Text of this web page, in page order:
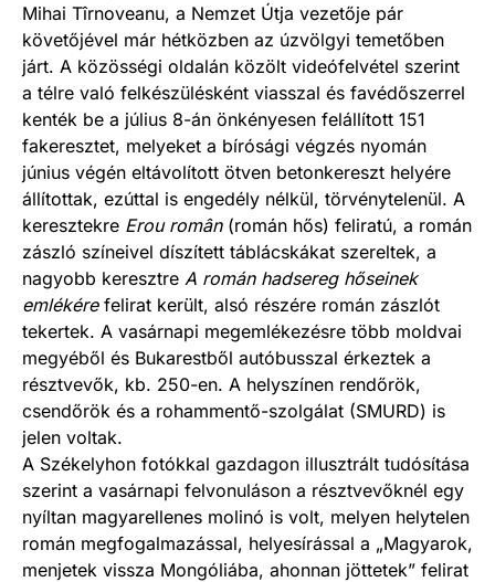
Mihai Tîrnoveanu, a Nemzet Útja vezetője pár
követőjével már hétközben az úzvölgyi temetőben
járt. A közösségi oldalán közölt videófelvétel szerint
a télre való felkészülésként viasszal és favédőszerrel
kenték be a július 8-án önkényesen felállított 151
fakeresztet, melyeket a bírósági végzés nyomán
június végén eltávolított ötven betonkereszt helyére
állítottak, ezúttal is engedély nélkül, törvénytelenül. A
keresztekre Erou român(román hős) feliratú, a román
zászló színeivel díszített táblácskákat szereltek, a
nagyobb keresztre A román hadsereg hőseinek
emlékérefelirat került, alsó részére román zászlót
tekertek. A vasárnapi megemlékezésre több moldvai
megyéből és Bukarestből autóbusszal érkeztek a
résztvevők, kb. 250-en. A helyszínen rendőrök,
csendőrök és a rohammentő-szolgálat (SMURD) is
jelen voltak.
A Székelyhon fotókkal gazdagon illusztrált tudósítása
szerint a vasárnapi felvonuláson a résztvevőknél egy
nyíltan magyarellenes molinó is volt, melyen helytelen
román megfogalmazással, helyesírással a „Magyarok,
menjetek vissza Mongóliába, ahonnan jöttetek” felirat